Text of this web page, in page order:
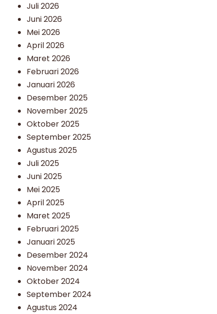
Juli 2026
Juni 2026
Mei 2026
April 2026
Maret 2026
Februari 2026
Januari 2026
Desember 2025
November 2025
Oktober 2025
September 2025
Agustus 2025
Juli 2025
Juni 2025
Mei 2025
April 2025
Maret 2025
Februari 2025
Januari 2025
Desember 2024
November 2024
Oktober 2024
September 2024
Agustus 2024